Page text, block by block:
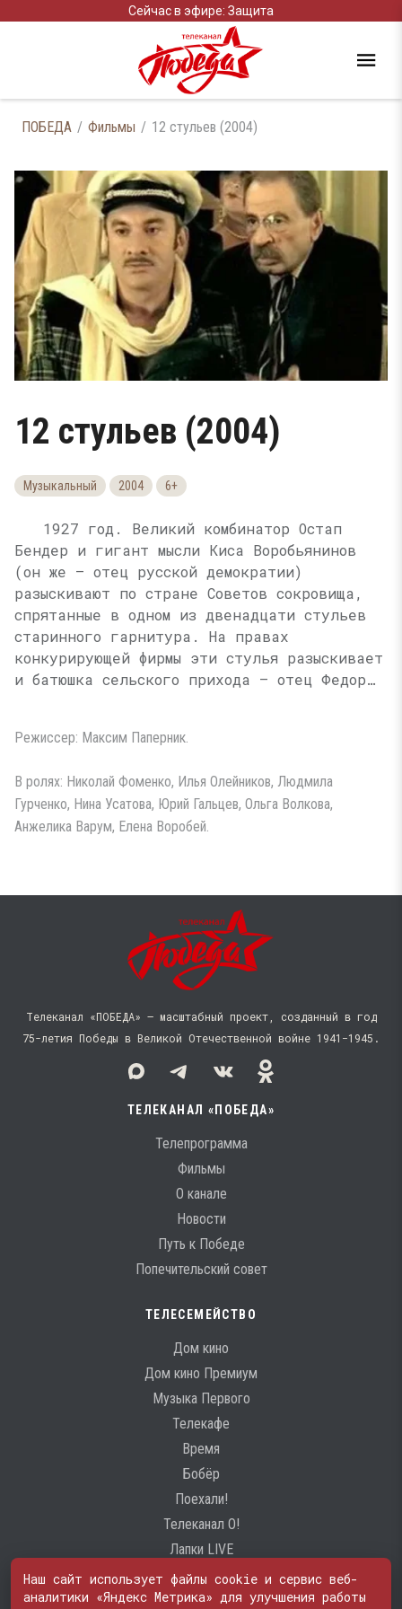
Сейчас в эфире: Защита
ПОБЕДА Фильмы 12 стульев (2004)
12 стульев (2004)
Музыкальный 2004 6+
1927 год. Великий комбинатор Остап
Бендер и гигант мысли Киса Воробьянинов
(он же — отец русской демократии)
разыскивают по стране Советов сокровища,
спрятанные в одном из двенадцати стульев
старинного гарнитура. На правах
конкурирующей фирмы эти стулья разыскивает
и батюшка сельского прихода — отец Федор…
Режиссер: Максим Паперник.
В ролях: Николай Фоменко, Илья Олейников, Людмила
Гурченко, Нина Усатова, Юрий Гальцев, Ольга Волкова,
Анжелика Варум, Елена Воробей.
Телеканал «ПОБЕДА» — масштабный проект, созданный в год
75-летия Победы в Великой Отечественной войне 1941−1945.
ТЕЛЕКАНАЛ «ПОБЕДА»
Телепрограмма
Фильмы
О канале
Новости
Путь к Победе
Попечительский совет
ТЕЛЕСЕМЕЙСТВО
Дом кино
Дом кино Премиум
Музыка Первого
Телекафе
Время
Бобёр
Поехали!
Телеканал О!
Лапки LIVE
Наш сайт использует файлы cookie и сервис веб-
аналитики «Яндекс Метрика» для улучшения работы